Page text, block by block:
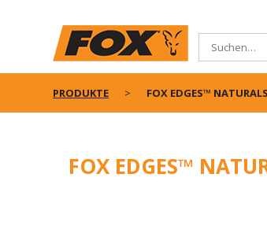
PRODUKTE FOX EDGES™
FOX EDGES™